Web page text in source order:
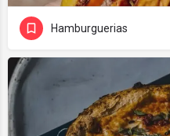
Hamburguerias